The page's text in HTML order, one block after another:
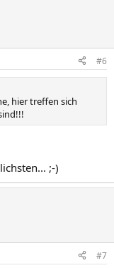
#6
hier treffen sich
;-)
#7